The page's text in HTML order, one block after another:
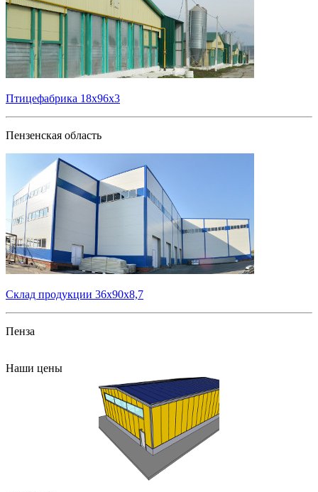
Птицефабрика 18х96х3
Пензенская область
Склад продукции 36х90х8,7
Пенза
Наши цены